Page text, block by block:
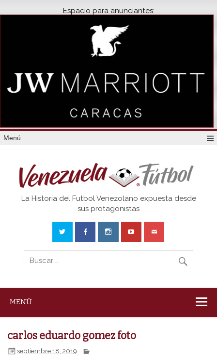
Espacio para anunciantes:
Menú
Venezuela
La Historia del Futbol Venezolano expuesta desde
sus protagonistas
MENÚ
carlos eduardo gomez foto
septiembre 18, 2019